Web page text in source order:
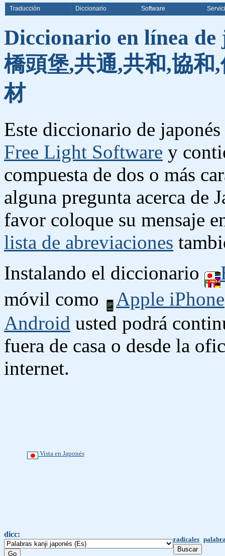
Traducción Diccionario Software
Diccionario en línea
橋頭堡,共通,共和,協和
材
Este diccionario de
Free Light Software y
compuesta de dos o más
alguna pregunta acerca de
favor coloque su mensaje
lista de abreviaciones
Instalando el diccionario
móvil como
Apple iPhone
Android usted podrá
fuera de casa o desde la
internet.
Vista en Japonés
dicc:
radicales